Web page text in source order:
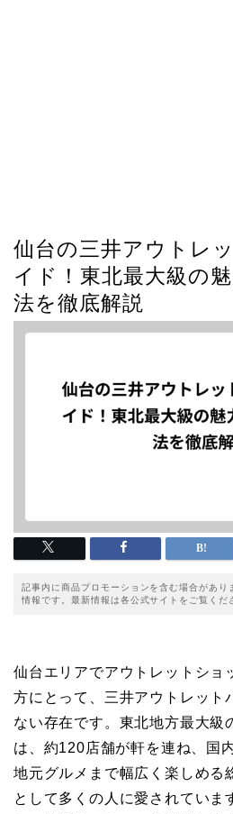
仙台の三井アウトレ
イド！東北最大級の
法を徹底解説
記事内に商品プロモーションを含む場合があ
情報です。最新情報は各公式サイトをご覧くだ
仙台エリアでアウトレットショ
方にとって、三井アウトレット
ない存在です。東北地方最大級
は、約120店舗が軒を連ね、国
地元グルメまで幅広く楽しめる
として多くの人に愛されていま